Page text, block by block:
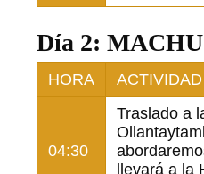
Día 2:
HORA ACTIVIDAD
04:30
Traslado a
llevará a la